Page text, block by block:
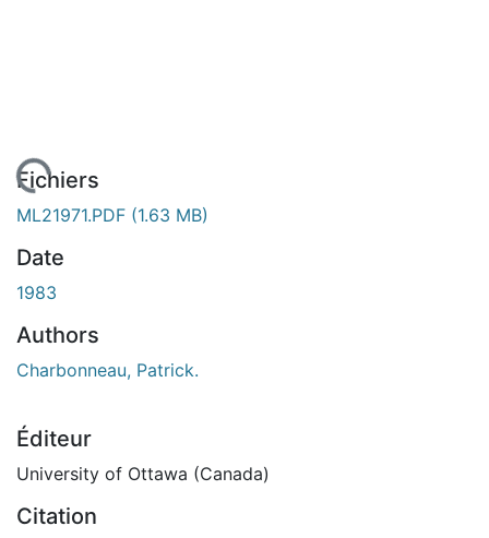
En cours de chargement...
Fichiers
ML21971.PDF (1.63 MB)
Date
1983
Authors
Charbonneau, Patrick.
Éditeur
University of Ottawa (Canada)
Citation